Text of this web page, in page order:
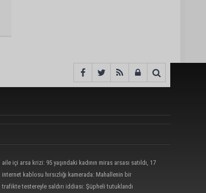
aile içi arsa krizi: 95 yaşındaki kadının miras arsası satıldı, 17
harcandı
internet kablosu hırsızlığı kamerada: Mahallenin bir
erişimi kesildi
trafikte testereyle saldırı iddiası: Şüpheli tutuklandı